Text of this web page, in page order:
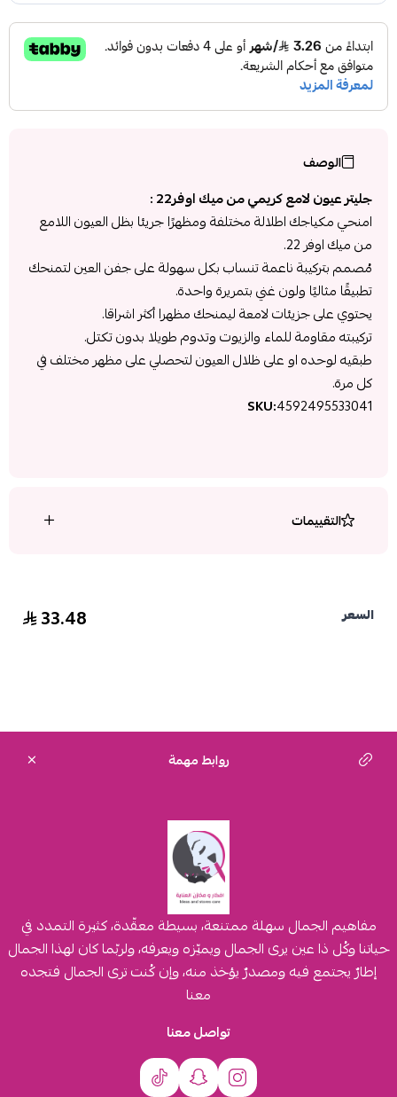
الوصف
جليتر عيون لامع كريمي من ميك اوفر22 :
امنحي مكياجك اطلالة مختلفة ومظهرًا جريئا بظل العيون اللامع
من ميك اوفر 22.
مُصمم بتركيبة ناعمة تنساب بكل سهولة على جفن العين لتمنحك
تطبيقًا مثاليًا ولون غني بتمريرة واحدة.
يحتوي على جزيئات لامعة ليمنحك مظهرا أكثر اشراقا.
تركيبته مقاومة للماء والزيوت وتدوم طويلا بدون تكتل.
طبقيه لوحده او على ظلال العيون لتحصلي على مظهر مختلف في
كل مرة.
SKU:4592495533041
التقييمات
السعر 33.48
روابط مهمة
مفاهيم الجمال سهلة ممتنعة، بسيطة معقّدة، كثيرة التمدد في
حياتنا وكُل ذا عين يرى الجمال ويميّزه ويعرفه، ولربّما كان لهذا الجمال
إطارٌ يجتمع فيه ومصدرٌ يؤخذ منه، وإن كُنت ترى الجمال فتجده
معنا
تواصل معنا